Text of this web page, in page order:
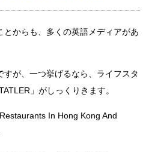
とからも、多くの英語メディアがあ
が、一つ挙げるなら、ライフスタ
」がしっくりきます。
In Hong Kong And